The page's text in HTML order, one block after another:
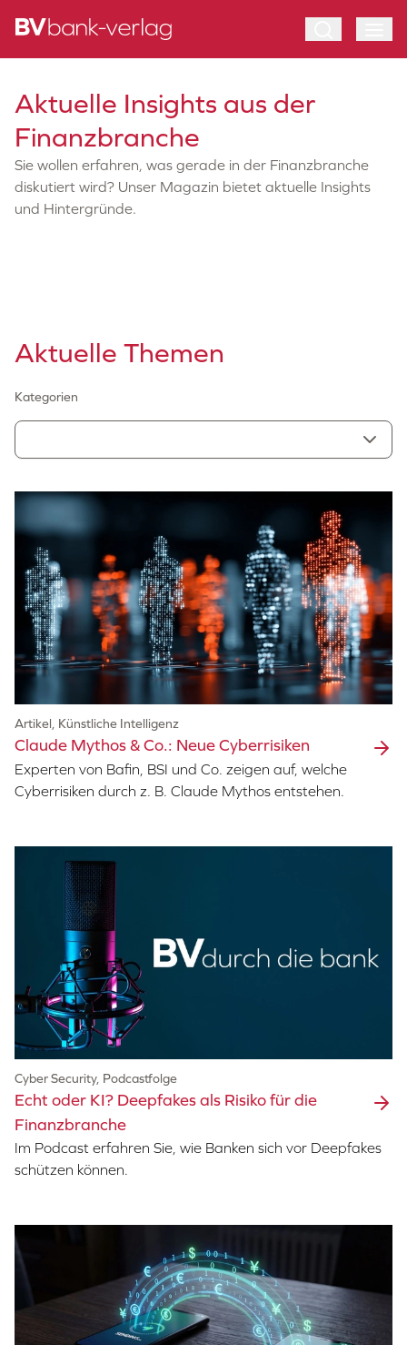
Aktuelle Insights aus der
Finanzbranche
Sie wollen erfahren, was gerade in der Finanzbranche
diskutiert wird? Unser Magazin bietet aktuelle Insights
und Hintergründe.
Aktuelle Themen
Kategorien
Artikel, Künstliche Intelligenz
Claude Mythos & Co.: Neue Cyberrisiken
Experten von Bafin, BSI und Co. zeigen auf, welche
Cyberrisiken durch z. B. Claude Mythos entstehen.
Cyber Security, Podcastfolge
Echt oder KI? Deepfakes als Risiko für die
Finanzbranche
Im Podcast erfahren Sie, wie Banken sich vor Deepfakes
schützen können.